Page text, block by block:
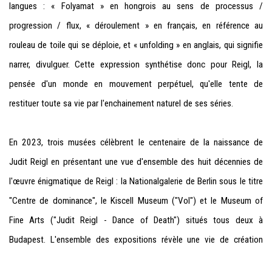
langues : « Folyamat » en hongrois au sens de processus /
progression / flux, « déroulement » en français, en référence au
rouleau de toile qui se déploie, et « unfolding » en anglais, qui signifie
narrer, divulguer. Cette expression synthétise donc pour Reigl, la
pensée d'un monde en mouvement perpétuel, qu'elle tente de
restituer toute sa vie par l'enchainement naturel de ses séries.
En 2023, trois musées célèbrent le centenaire de la naissance de
Judit Reigl en présentant une vue d'ensemble des huit décennies de
l'œuvre énigmatique de Reigl : la Nationalgalerie de Berlin sous le titre
"Centre de dominance", le Kiscell Museum ("Vol") et le Museum of
Fine Arts ("Judit Reigl - Dance of Death") situés tous deux à
Budapest. L'ensemble des expositions révèle une vie de création